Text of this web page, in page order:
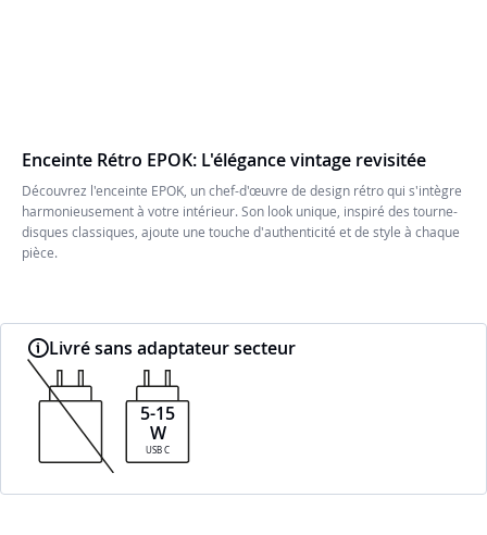
Enceinte Rétro EPOK: L'élégance vintage revisitée
Découvrez l'enceinte EPOK, un chef-d'œuvre de design rétro qui s'intègre
harmonieusement à votre intérieur. Son look unique, inspiré des tourne-
disques classiques, ajoute une touche d'authenticité et de style à chaque
pièce.
Livré sans adaptateur secteur
5-15
W
USB C